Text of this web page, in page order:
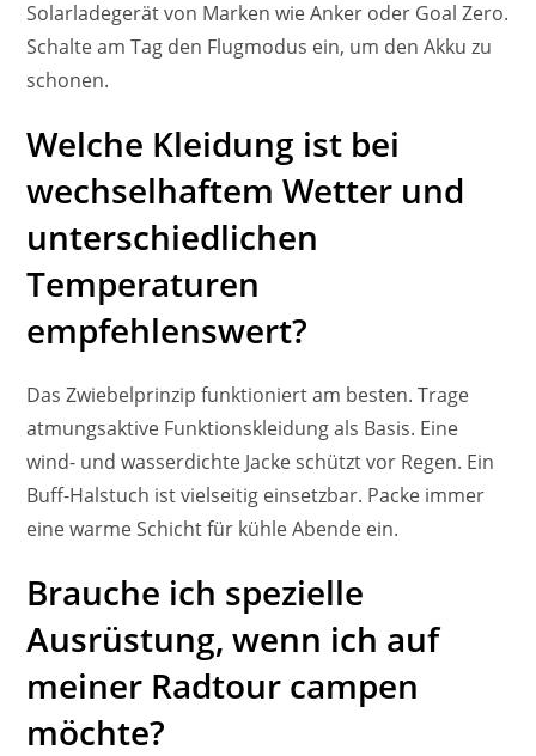
Solarladegerät von Marken wie Anker oder Goal Zero.
Schalte am Tag den Flugmodus ein, um den Akku zu
schonen.
Welche Kleidung ist bei
wechselhaftem Wetter und
unterschiedlichen
Temperaturen
empfehlenswert?
Das Zwiebelprinzip funktioniert am besten. Trage
atmungsaktive Funktionskleidung als Basis. Eine
wind- und wasserdichte Jacke schützt vor Regen. Ein
Buff-Halstuch ist vielseitig einsetzbar. Packe immer
eine warme Schicht für kühle Abende ein.
Brauche ich spezielle
Ausrüstung, wenn ich auf
meiner Radtour campen
möchte?